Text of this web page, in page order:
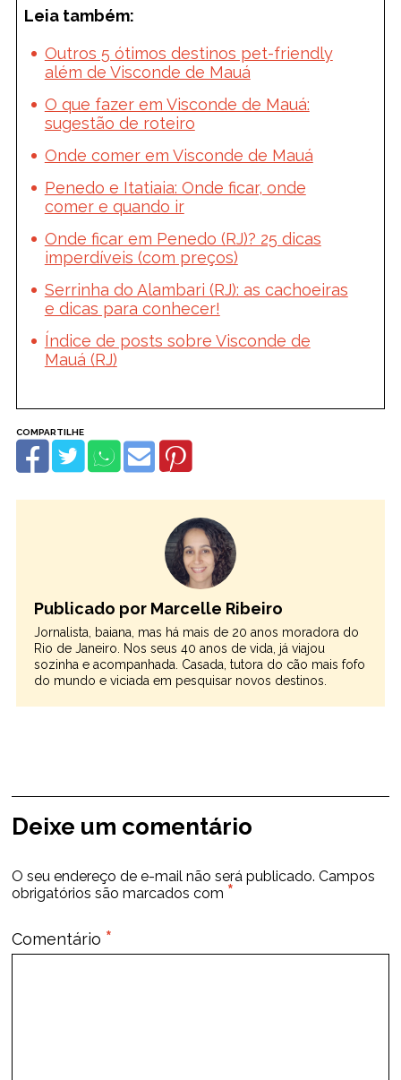
Leia também:
Outros 5 ótimos destinos pet-friendly
além de Visconde de Mauá
O que fazer em Visconde de Mauá:
sugestão de roteiro
Onde comer em Visconde de Mauá
Penedo e Itatiaia: Onde ficar, onde
comer e quando ir
Onde ficar em Penedo (RJ)? 25 dicas
imperdíveis (com preços)
Serrinha do Alambari (RJ): as cachoeiras
e dicas para conhecer!
Índice de posts sobre Visconde de
Mauá (RJ)
Publicado por Marcelle Ribeiro
Jornalista, baiana, mas há mais de 20 anos moradora do
Rio de Janeiro. Nos seus 40 anos de vida, já viajou
sozinha e acompanhada. Casada, tutora do cão mais fofo
do mundo e viciada em pesquisar novos destinos.
Deixe um comentário
O seu endereço de e-mail não será publicado. Campos
obrigatórios são marcados com *
Comentário *